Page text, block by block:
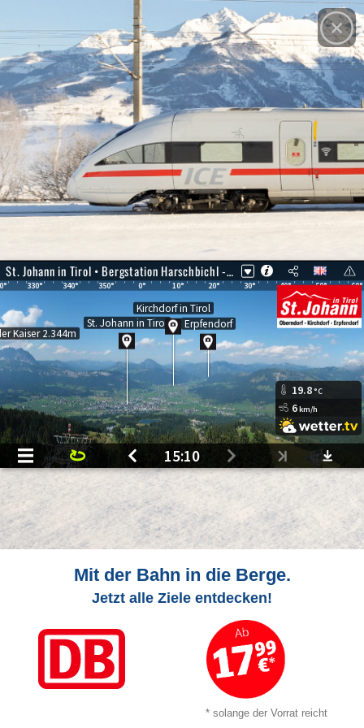
© Panomax
Mit der Bahn in die Berge.
Jetzt alle Ziele entdecken!
* solange der Vorrat reicht